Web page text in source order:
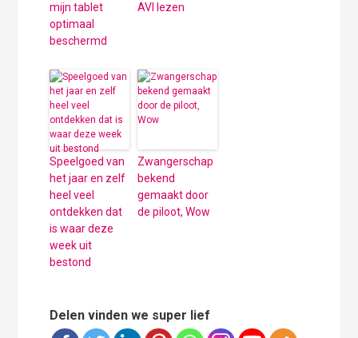
mijn tablet
optimaal
beschermd
AVI lezen
Speelgoed van
het jaar en zelf
heel veel
ontdekken dat
is waar deze
week uit
bestond
Zwangerschap
bekend
gemaakt door
de piloot, Wow
Delen vinden we super lief